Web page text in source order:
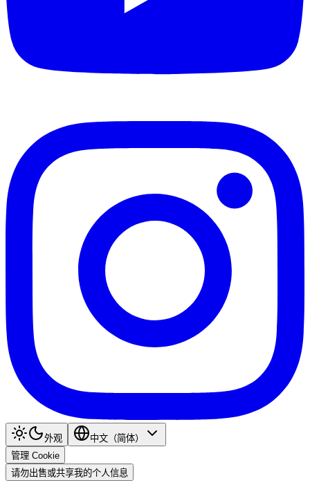
外观
中文（简体）
管理 Cookie
请勿出售或共享我的个人信息